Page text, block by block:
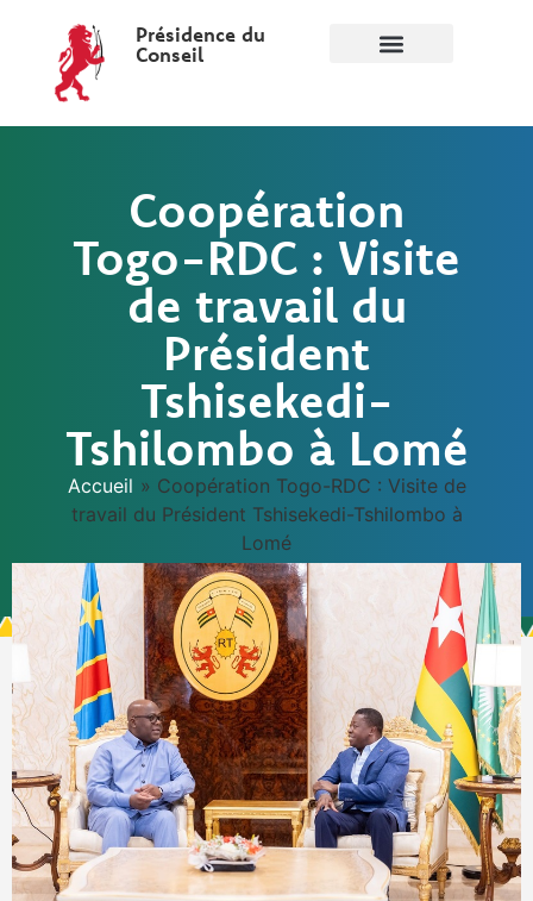
Présidence du
Conseil
Coopération
Togo-RDC : Visite
de travail du
Président
Tshisekedi-
Tshilombo à Lomé
Accueil » Coopération Togo-RDC : Visite de
travail du Président Tshisekedi-Tshilombo à
Lomé